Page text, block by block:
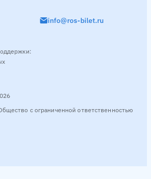
с ограниченной ответственностью
info@ros-bilet.ru